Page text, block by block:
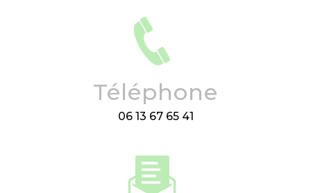
Téléphone
06 13 67 65 41